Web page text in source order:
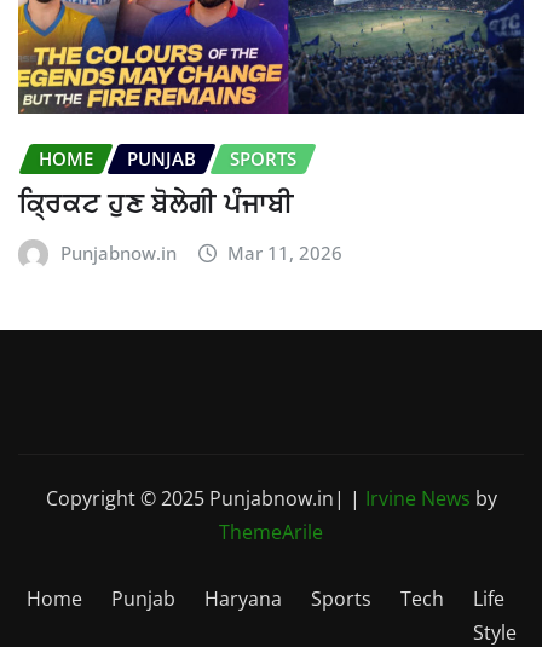
HOME PUNJAB SPORTS
ਕ੍ਰਿਕਟ ਹੁਣ ਬੋਲੇਗੀ ਪੰਜਾਬੀ
Punjabnow.in Mar 11, 2026
Copyright © 2025 Punjabnow.in| | Irvine News by
ThemeArile
Home Punjab Haryana Sports Tech
Life
Style